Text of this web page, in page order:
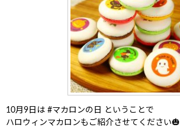
10月9日は #マカロンの日 ということで
ハロウィンマカロンもご紹介させてください🎃